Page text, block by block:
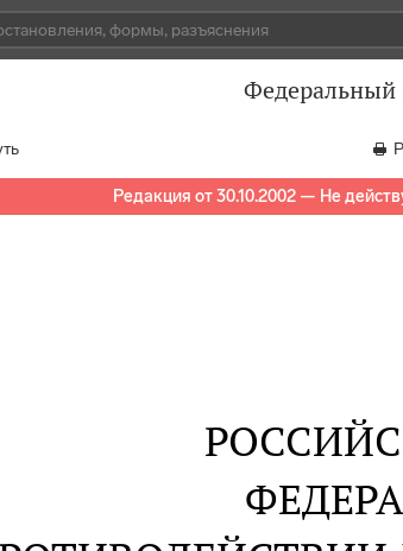
Федеральный
Редакция от 30.10.2002 — Не